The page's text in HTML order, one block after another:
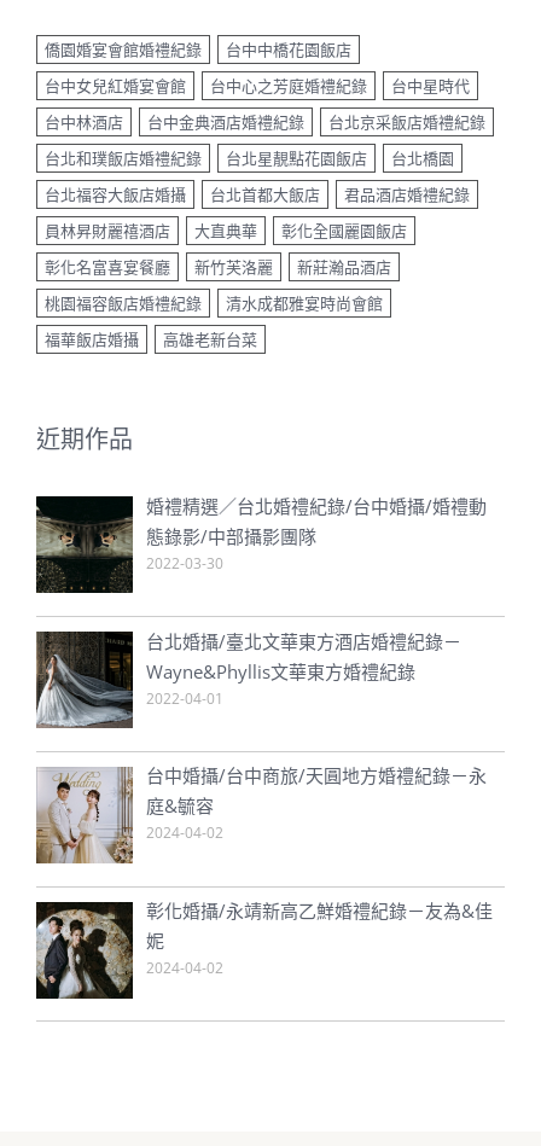
僑園婚宴會館婚禮紀錄
台中中橋花園飯店
台中女兒紅婚宴會館
台中心之芳庭婚禮紀錄
台中星時代
台中林酒店
台中金典酒店婚禮紀錄
台北京采飯店婚禮紀錄
台北和璞飯店婚禮紀錄
台北星靚點花園飯店
台北橋園
台北福容大飯店婚攝
台北首都大飯店
君品酒店婚禮紀錄
員林昇財麗禧酒店
大直典華
彰化全國麗園飯店
彰化名富喜宴餐廳
新竹芙洛麗
新莊瀚品酒店
桃園福容飯店婚禮紀錄
清水成都雅宴時尚會館
福華飯店婚攝
高雄老新台菜
近期作品
婚禮精選／台北婚禮紀錄/台中婚攝/婚禮動
態錄影/中部攝影團隊
2022-03-30
台北婚攝/臺北文華東方酒店婚禮紀錄－
Wayne&Phyllis文華東方婚禮紀錄
2022-04-01
台中婚攝/台中商旅/天圓地方婚禮紀錄－永
庭&毓容
2024-04-02
彰化婚攝/永靖新高乙鮮婚禮紀錄－友為&佳
妮
2024-04-02